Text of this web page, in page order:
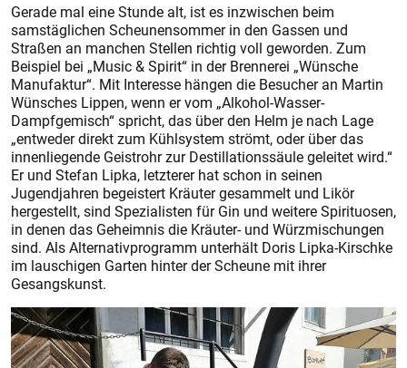
Gerade mal eine Stunde alt, ist es inzwischen beim
samstäglichen Scheunensommer in den Gassen und
Straßen an manchen Stellen richtig voll geworden. Zum
Beispiel bei „Music & Spirit“ in der Brennerei „Wünsche
Manufaktur“. Mit Interesse hängen die Besucher an Martin
Wünsches Lippen, wenn er vom „Alkohol-Wasser-
Dampfgemisch“ spricht, das über den Helm je nach Lage
„entweder direkt zum Kühlsystem strömt, oder über das
innenliegende Geistrohr zur Destillationssäule geleitet wird.“
Er und Stefan Lipka, letzterer hat schon in seinen
Jugendjahren begeistert Kräuter gesammelt und Likör
hergestellt, sind Spezialisten für Gin und weitere Spirituosen,
in denen das Geheimnis die Kräuter- und Würzmischungen
sind. Als Alternativprogramm unterhält Doris Lipka-Kirschke
im lauschigen Garten hinter der Scheune mit ihrer
Gesangskunst.